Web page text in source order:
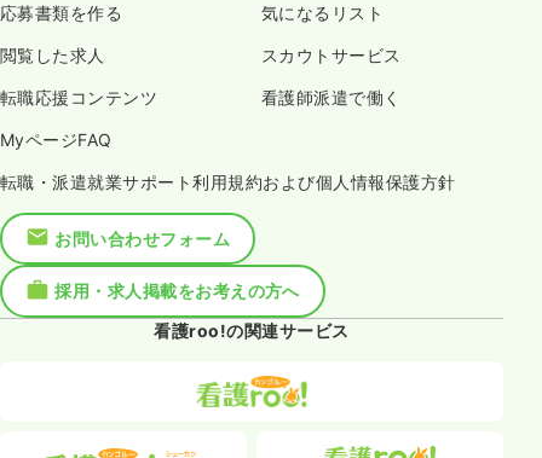
応募書類を作る 気になるリスト
閲覧した求人 スカウトサービス
転職応援コンテンツ 看護師派遣で働く
MyページFAQ
転職・派遣就業サポート利用規約および個人情報保護方針
お問い合わせフォーム
採用・求人掲載をお考えの方へ
看護roo!の関連サービス